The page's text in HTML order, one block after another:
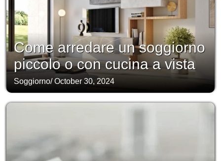
Come arredare un soggiorno
piccolo o con cucina a vista
Soggiorno/October 30, 2024